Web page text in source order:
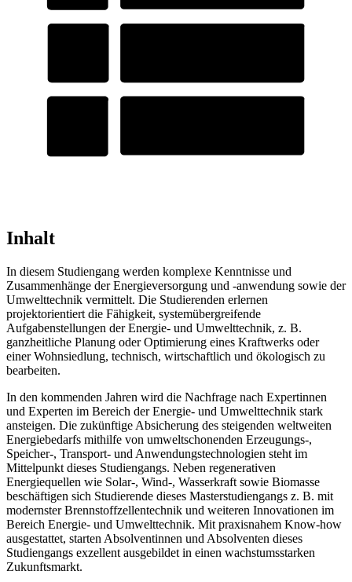
Inhalt
In diesem Studiengang werden komplexe Kenntnisse und
Zusammenhänge der Energieversorgung und -anwendung sowie der
Umwelttechnik vermittelt. Die Studierenden erlernen
projektorientiert die Fähigkeit, systemübergreifende
Aufgabenstellungen der Energie- und Umwelttechnik, z. B.
ganzheitliche Planung oder Optimierung eines Kraftwerks oder
einer Wohnsiedlung, technisch, wirtschaftlich und ökologisch zu
bearbeiten.
In den kommenden Jahren wird die Nachfrage nach Expertinnen
und Experten im Bereich der Energie- und Umwelttechnik stark
ansteigen. Die zukünftige Absicherung des steigenden weltweiten
Energiebedarfs mithilfe von umweltschonenden Erzeugungs-,
Speicher-, Transport- und Anwendungstechnologien steht im
Mittelpunkt dieses Studiengangs. Neben regenerativen
Energiequellen wie Solar-, Wind-, Wasserkraft sowie Biomasse
beschäftigen sich Studierende dieses Masterstudiengangs z. B. mit
modernster Brennstoffzellentechnik und weiteren Innovationen im
Bereich Energie- und Umwelttechnik. Mit praxisnahem Know-how
ausgestattet, starten Absolventinnen und Absolventen dieses
Studiengangs exzellent ausgebildet in einen wachstumsstarken
Zukunftsmarkt.